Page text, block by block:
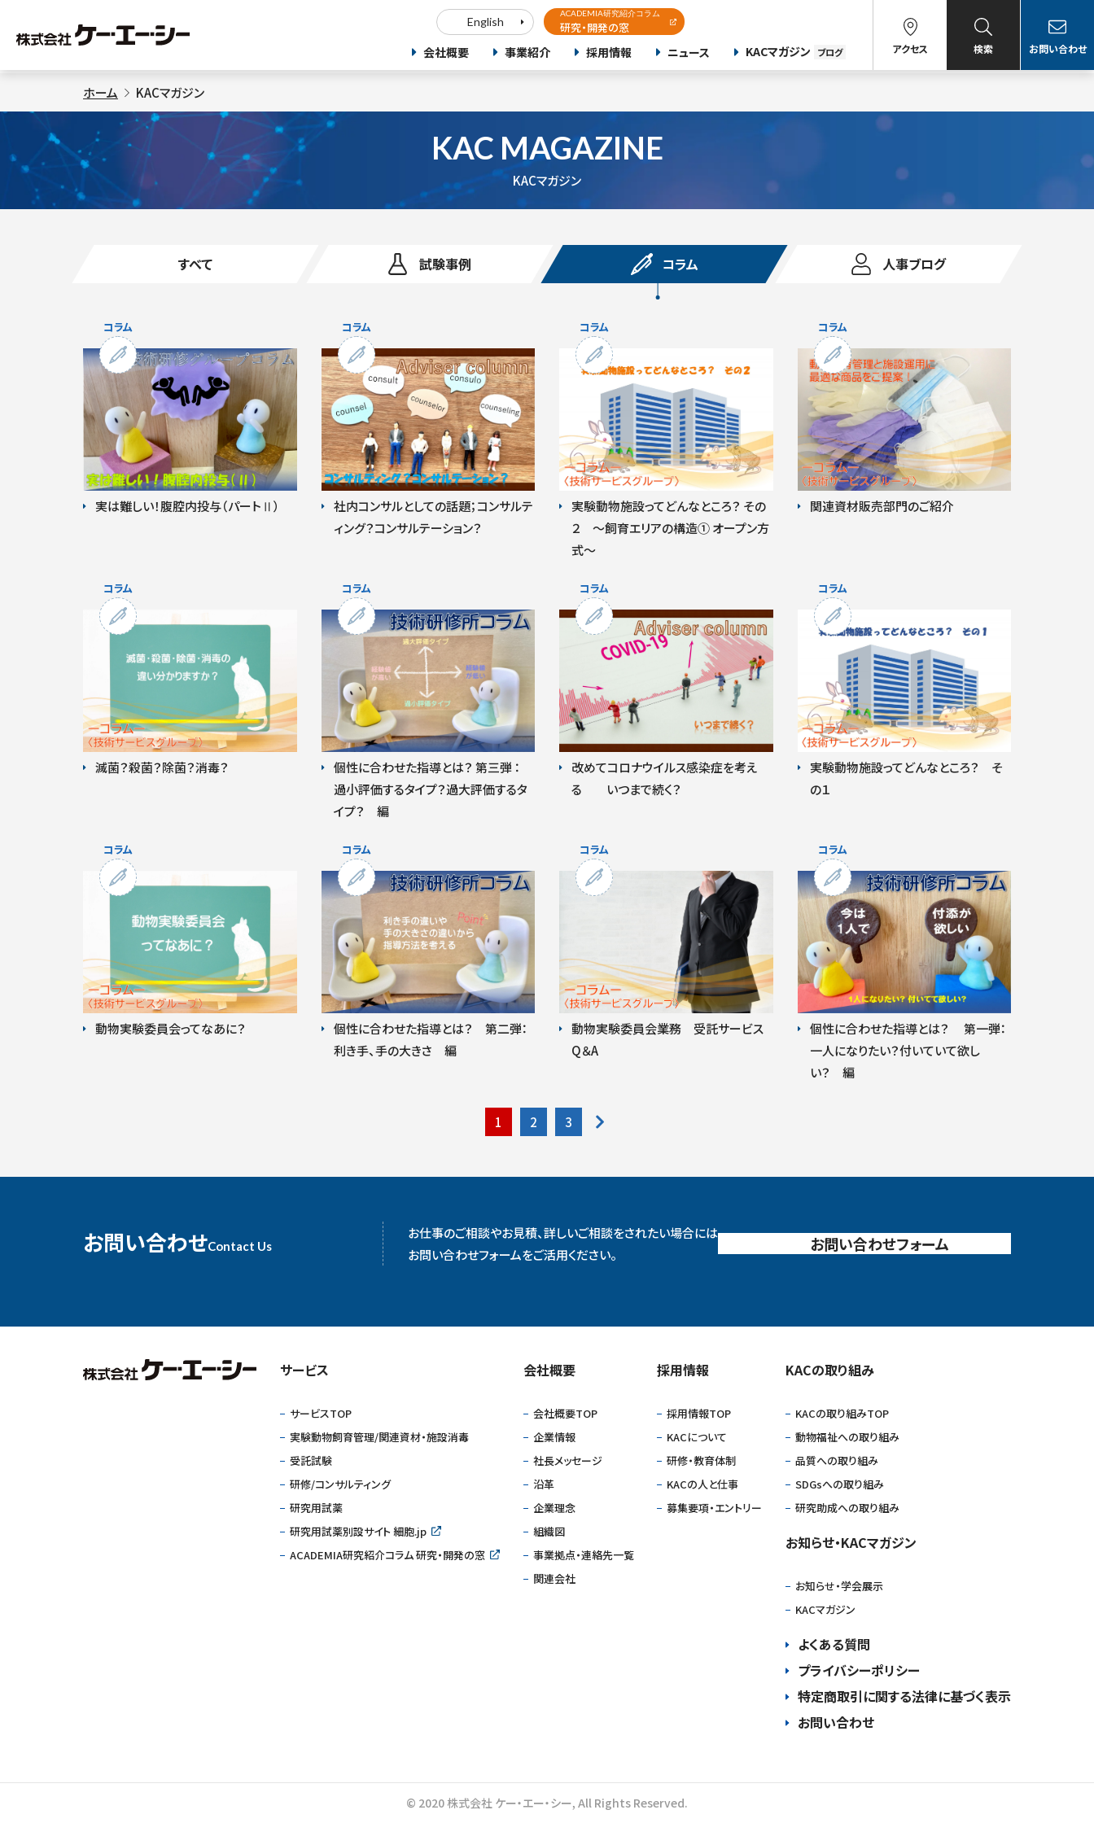
English
ACADEMIA研究紹介コラム
研究・開発の窓
会社概要 事業紹介 採用情報 ニュース KACマガジン ブログ アクセス 検索 お問い合わせ
ホーム KACマガジン
KAC MAGAZINE
KACマガジン
すべて 試験事例 コラム 人事ブログ
実は難しい！腹腔内投与（パートⅡ）
社内コンサルとしての話題；コンサルテ
ィング？コンサルテーション？
実験動物施設ってどんなところ？ その
２ ～飼育エリアの構造① オープン方
式～
関連資材販売部門のご紹介
滅菌？殺菌？除菌？消毒？
個性に合わせた指導とは？ 第三弾 ：
過小評価するタイプ？過大評価するタ
イプ？ 編
改めてコロナウイルス感染症を考え
る いつまで続く？
実験動物施設ってどんなところ？ そ
の１
動物実験委員会ってなあに？
個性に合わせた指導とは？ 第二弾：
利き手、手の大きさ 編
動物実験委員会業務 受託サービス
Q＆A
個性に合わせた指導とは？ 第一弾：
一人になりたい？付いていて欲し
い？ 編
1 2 3
お問い合わせContact Us
お仕事のご相談やお見積、詳しいご相談をされたい場合には
お問い合わせフォームをご活用ください。
お問い合わせフォーム
サービス
サービスTOP
実験動物飼育管理/関連資材・施設消毒
受託試験
研修/コンサルティング
研究用試薬
研究用試薬別設サイト 細胞.jp
ACADEMIA研究紹介コラム 研究・開発の窓
会社概要
会社概要TOP
企業情報
社⻑メッセージ
沿⾰
企業理念
組織図
事業拠点・連絡先一覧
関連会社
採⽤情報
採⽤情報TOP
KACについて
研修・教育体制
KACの人と仕事
募集要項・エントリー
KACの取り組み
KACの取り組みTOP
動物福祉への取り組み
品質への取り組み
SDGsへの取り組み
研究助成への取り組み
お知らせ・KACマガジン
お知らせ・学会展⽰
KACマガジン
よくある質問
プライバシーポリシー
特定商取引に関する法律に基づく表示
お問い合わせ
© 2020 株式会社 ケー・エー・シー, All Rights Reserved.